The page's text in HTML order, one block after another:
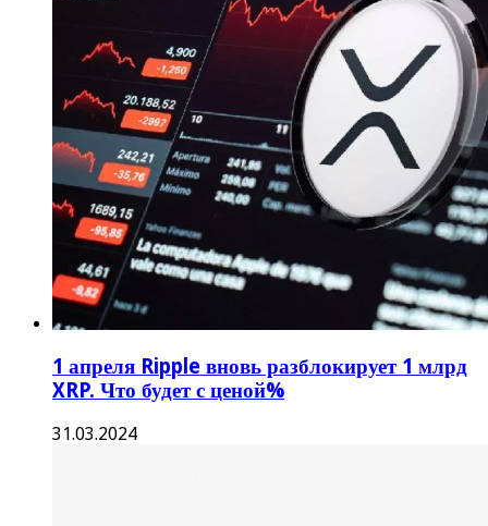
1 апреля Ripple вновь разблокирует 1 млрд
XRP. Что будет с ценой%
31.03.2024